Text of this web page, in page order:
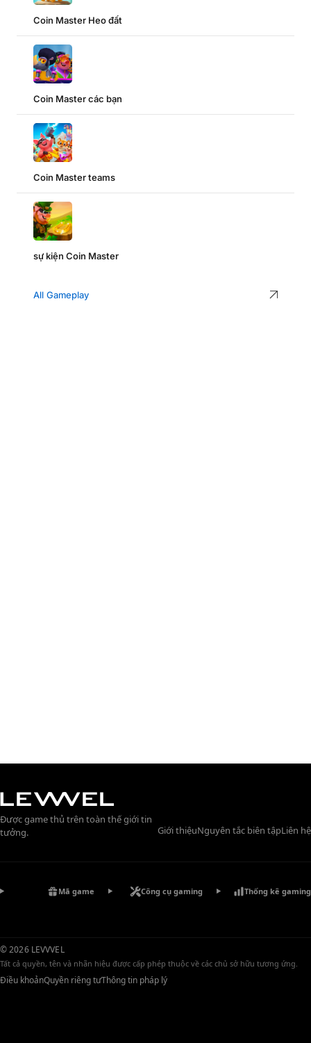
Coin Master Heo đất
Coin Master các bạn
Coin Master teams
sự kiện Coin Master
All Gameplay
Được game thủ trên toàn thế giới tin
tưởng.
Giới thiệuNguyên tắc biên tậpLiên hệ
Mã game Công cụ gaming Thống kê gaming
© 2026 LEVVVEL
Tất cả quyền, tên và nhãn hiệu được cấp phép thuộc về các chủ sở hữu tương ứng.
Điều khoảnQuyền riêng tưThông tin pháp lý